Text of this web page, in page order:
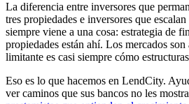
La diferencia entre inversores que
tres propiedades e inversores que
siempre viene a una cosa: estrategia de
propiedades están ahí. Los mercados
limitante es casi siempre cómo
Eso es lo que hacemos en LendCity.
ver caminos que sus bancos no les